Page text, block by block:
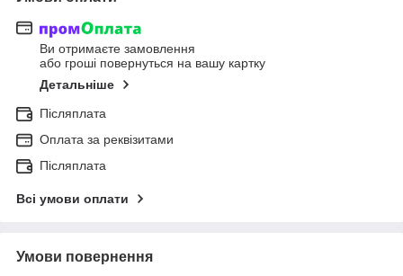
Ви отримаєте замовлення
або гроші повернуться на вашу картку
Детальніше
Післяплата
Оплата за реквізитами
Післяплата
Всі умови оплати
Умови повернення